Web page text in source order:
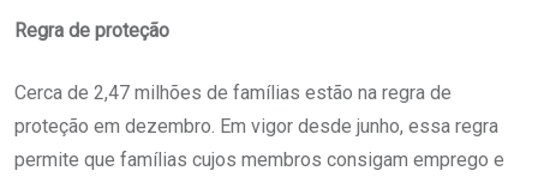
Regra de proteção
Cerca de 2,47 milhões de famílias estão na regra de
proteção em dezembro. Em vigor desde junho, essa regra
permite que famílias cujos membros consigam emprego e